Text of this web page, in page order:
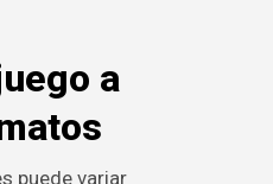
a
puede variar